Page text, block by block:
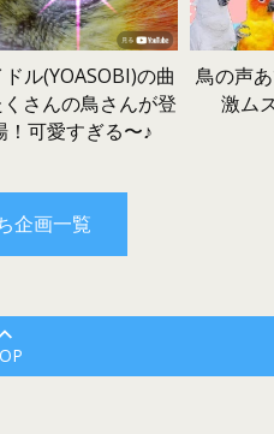
ル(YOASOBI)の曲
さんの鳥さんが登
！可愛すぎる〜♪
鳥の声
激ム
企画一覧